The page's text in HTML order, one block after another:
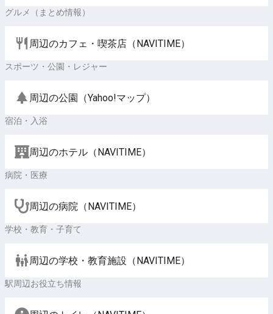
グルメ（まとめ情報）
周辺のカフェ・喫茶店（NAVITIME）
スポーツ・公園・レジャー
周辺の公園（Yahoo!マップ）
宿泊・入浴
周辺のホテル（NAVITIME）
病院・医療
周辺の病院（NAVITIME）
学校・教育・子育て
周辺の学校・教育施設（NAVITIME）
駅周辺お役立ち情報